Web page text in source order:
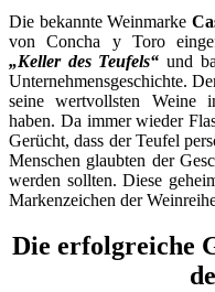
Die bekannte Weinmarke
von Concha y Toro
„Keller des Teufels“ und
Unternehmensgeschichte.
seine wertvollsten Weine
haben. Da immer wieder
Gerücht, dass der Teufel
Menschen glaubten der
werden sollten. Diese
Markenzeichen der
Die erfolgreiche